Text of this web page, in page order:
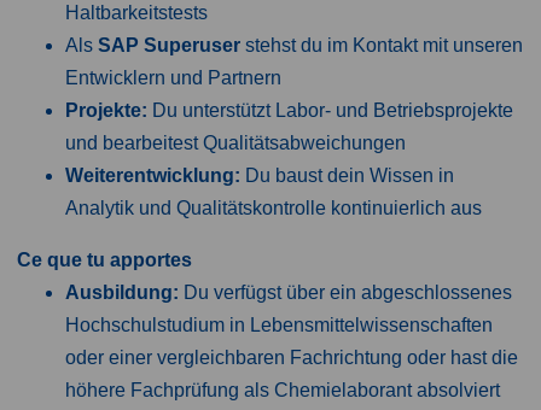
Haltbarkeitstests
Als SAP Superuser stehst du im Kontakt mit unseren
Entwicklern und Partnern
Projekte: Du unterstützt Labor- und Betriebsprojekte
und bearbeitest Qualitätsabweichungen
Weiterentwicklung: Du baust dein Wissen in
Analytik und Qualitätskontrolle kontinuierlich aus
Ce que tu apportes
Ausbildung: Du verfügst über ein abgeschlossenes
Hochschulstudium in Lebensmittelwissenschaften
oder einer vergleichbaren Fachrichtung oder hast die
höhere Fachprüfung als Chemielaborant absolviert